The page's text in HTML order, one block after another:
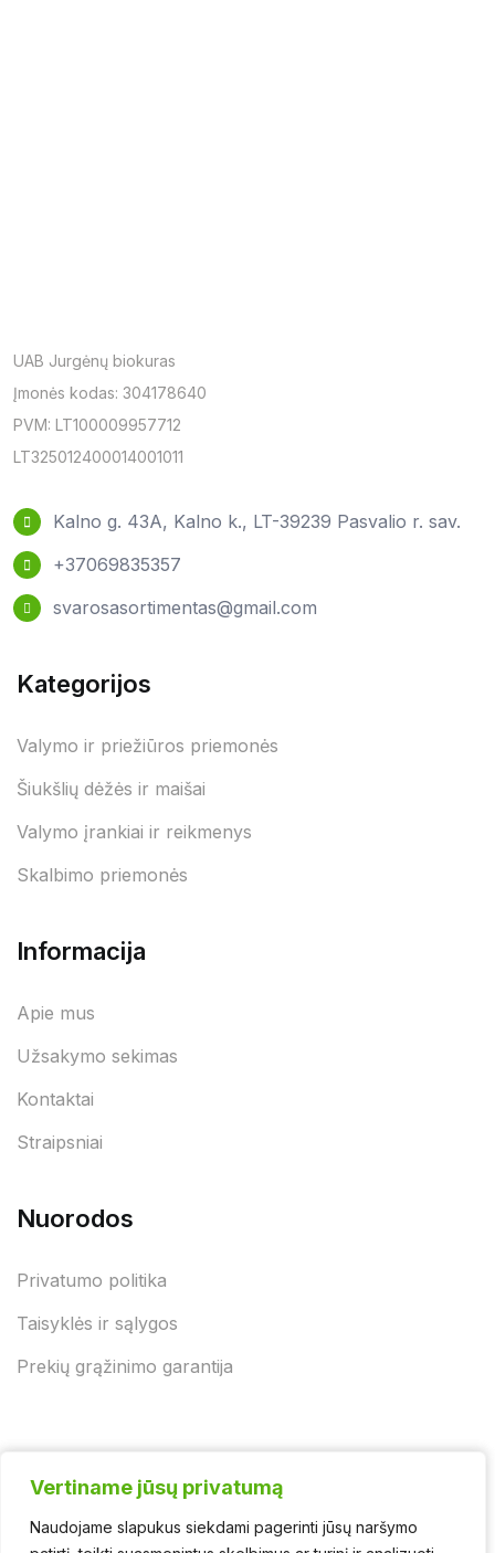
Vertiname jūsų privatumą
Naudojame slapukus siekdami pagerinti jūsų naršymo
Vertiname jūsų privatumą
Naudojame slapukus siekdami pagerinti jūsų naršymo
UAB Jurgėnų biokuras
Įmonės kodas: 304178640
PVM: LT100009957712
LT325012400014001011
Kalno g. 43A, Kalno k., LT-39239 Pasvalio r. sav.
+37069835357
svarosasortimentas@gmail.com
Kategorijos
Valymo ir priežiūros priemonės
Šiukšlių dėžės ir maišai
Valymo įrankiai ir reikmenys
Skalbimo priemonės
Informacija
Apie mus
Užsakymo sekimas
Kontaktai
Straipsniai
Nuorodos
Privatumo politika
Taisyklės ir sąlygos
Prekių grąžinimo garantija
© 2025 - UAB "Jurgėnų biokuras" | Švaros asortimentas